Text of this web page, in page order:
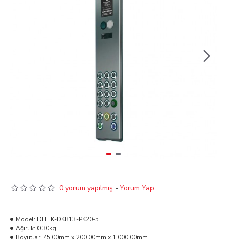
0 yorum yapılmış. -Yorum Yap
Model: DLTTK-DKB13-PK20-5
Ağırlık: 0.30kg
Boyutlar: 45.00mm x 200.00mm x 1,000.00mm